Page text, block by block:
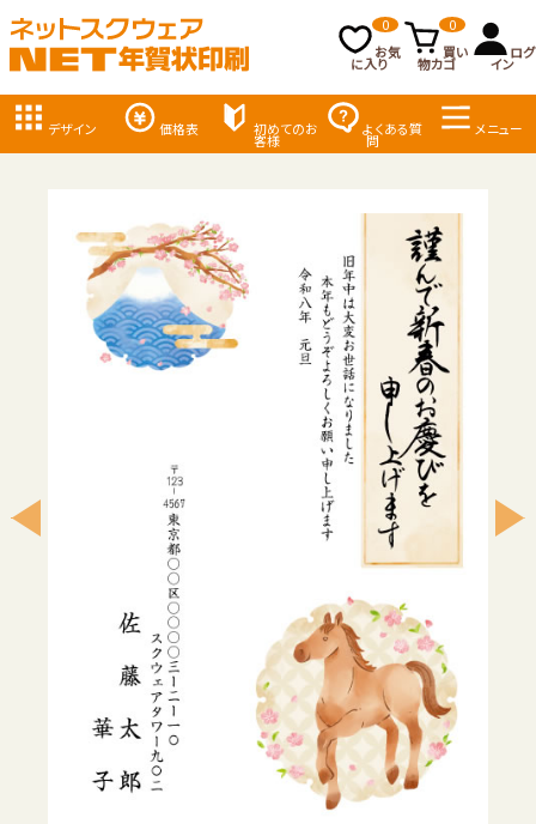
お気
に入り
0
買い
物カゴ
0
ログ
イン
デザイン 価格表 初めてのお
客様
よくある質
問
メニュー